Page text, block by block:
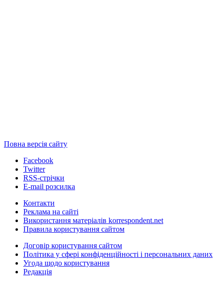
Повна версія сайту
Facebook
Twitter
RSS-стрічки
E-mail розсилка
Контакти
Реклама на сайті
Використання матеріалів korrespondent.net
Правила користування сайтом
Договір користування сайтом
Політика у сфері конфіденційності і персональних даних
Угода щодо користування
Редакція